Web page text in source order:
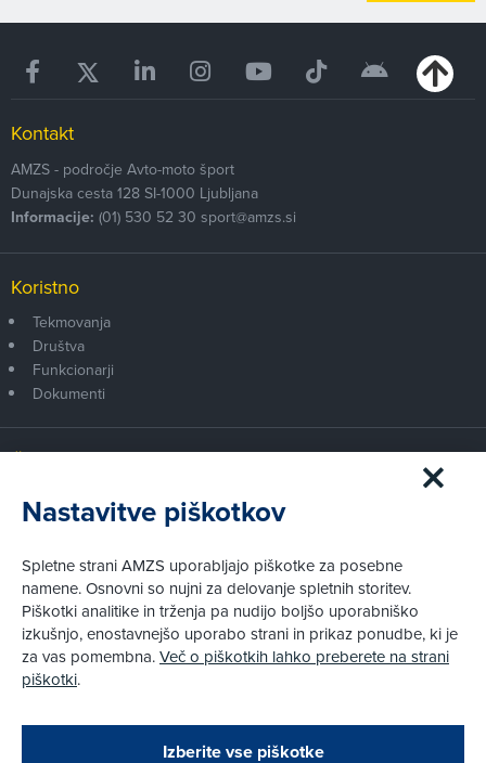
Zapri
Podarjamo vam 10 €!
Kontakt
AMZS - področje Avto-moto šport
Dunajska cesta 128 SI-1000 Ljubljana
Informacije: (01) 530 52 30 sport@amzs.si
Koristno
Tekmovanja
Društva
Funkcionarji
Dokumenti
Postanite član AMZS
Zakaj (p)ostati član?
Kako vam pomagamo
Pravni vidiki
Piškotki
Pravno obvestilo
Nastavitve piškotkov
Spletne strani AMZS uporabljajo piškotke za posebne
namene. Osnovni so nujni za delovanje spletnih storitev.
Piškotki analitike in trženja pa nudijo boljšo uporabniško
izkušnjo, enostavnejšo uporabo strani in prikaz ponudbe, ki je
za vas pomembna.Več o piškotkih lahko preberete na strani
piškotki.
Izberite vse piškotke